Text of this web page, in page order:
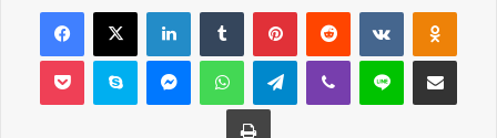
Facebook
X LinkedInTumblr PinterestReddit VKontakte
Pocket Skype MessengerWhatsAppTelegramViber Line E-Posta ile
Yazdır